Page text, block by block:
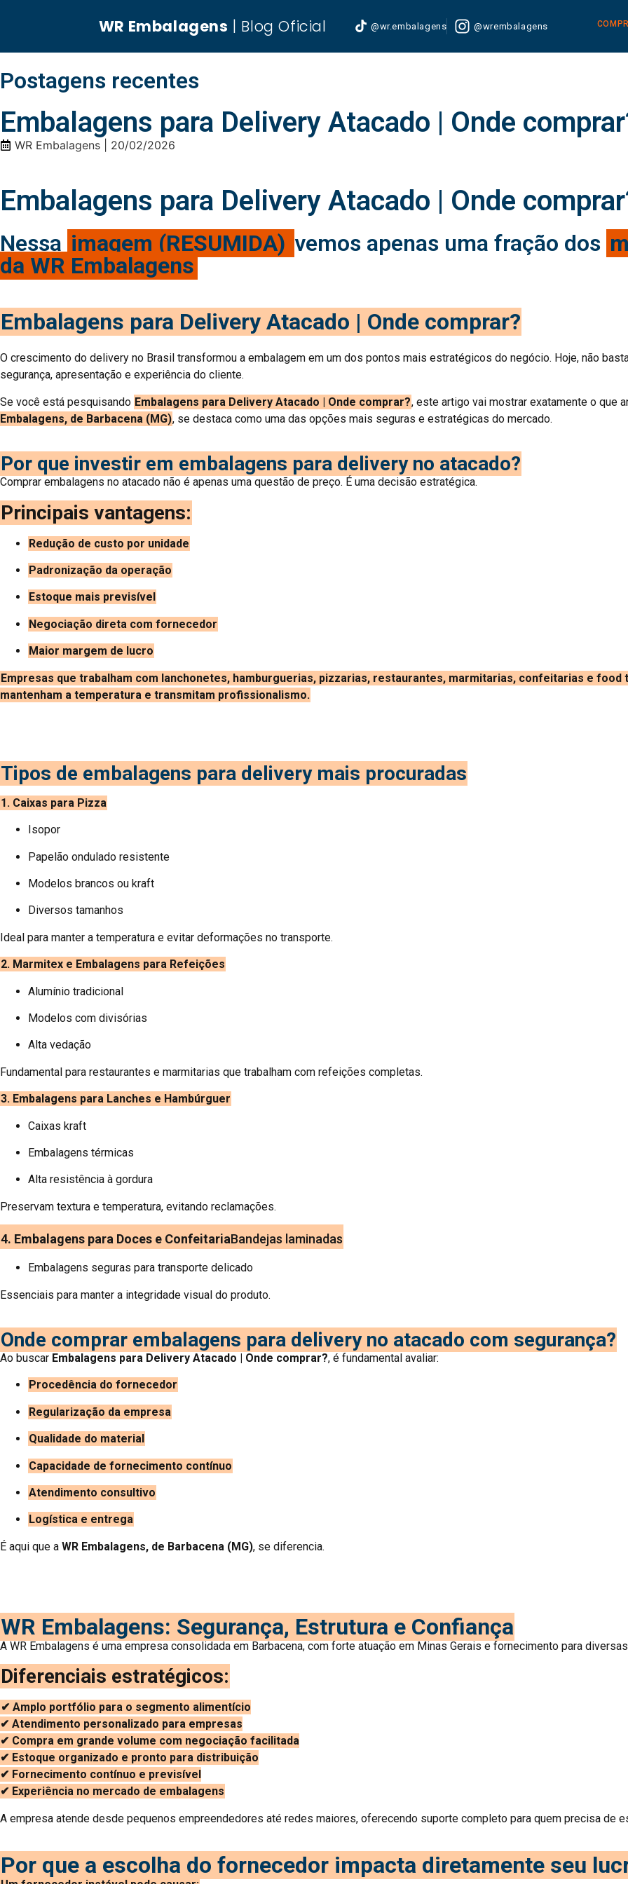
WR Embalagens | Blog Oficial @wr.embalagens @wrembalagens
Postagens recentes
Embalagens para Delivery Atacado | Onde
WR Embalagens | 20/02/2026
Embalagens para Delivery Atacado | Onde
Nessa imagem (RESUMIDA) vemos apenas uma fração dos
da WR Embalagens
Embalagens para Delivery Atacado | Onde comprar?
O crescimento do delivery no Brasil transformou a embalagem em um dos pontos mais estratégicos do negócio. Hoje, não
segurança, apresentação e experiência do cliente.
Se você está pesquisando Embalagens para Delivery Atacado | Onde comprar?, este artigo vai mostrar exatamente o que
Embalagens, de Barbacena (MG), se destaca como uma das opções mais seguras e estratégicas do mercado.
Por que investir em embalagens para delivery no atacado?
Comprar embalagens no atacado não é apenas uma questão de preço. É uma decisão estratégica.
Principais vantagens:
Redução de custo por unidade
Padronização da operação
Estoque mais previsível
Negociação direta com fornecedor
Maior margem de lucro
Empresas que trabalham com lanchonetes, hamburguerias, pizzarias, restaurantes, marmitarias, confeitarias e
mantenham a temperatura e transmitam profissionalismo.
Tipos de embalagens para delivery mais procuradas
1. Caixas para Pizza
Isopor
Papelão ondulado resistente
Modelos brancos ou kraft
Diversos tamanhos
Ideal para manter a temperatura e evitar deformações no transporte.
2. Marmitex e Embalagens para Refeições
Alumínio tradicional
Modelos com divisórias
Alta vedação
Fundamental para restaurantes e marmitarias que trabalham com refeições completas.
3. Embalagens para Lanches e Hambúrguer
Caixas kraft
Embalagens térmicas
Alta resistência à gordura
Preservam textura e temperatura, evitando reclamações.
4. Embalagens para Doces e ConfeitariaBandejas laminadas
Embalagens seguras para transporte delicado
Essenciais para manter a integridade visual do produto.
Onde comprar embalagens para delivery no atacado com segurança?
Ao buscar Embalagens para Delivery Atacado | Onde comprar?, é fundamental avaliar:
Procedência do fornecedor
Regularização da empresa
Qualidade do material
Capacidade de fornecimento contínuo
Atendimento consultivo
Logística e entrega
É aqui que a WR Embalagens, de Barbacena (MG), se diferencia.
WR Embalagens: Segurança, Estrutura e Confiança
A WR Embalagens é uma empresa consolidada em Barbacena, com forte atuação em Minas Gerais e fornecimento para
Diferenciais estratégicos:
✔ Amplo portfólio para o segmento alimentício
✔ Atendimento personalizado para empresas
✔ Compra em grande volume com negociação facilitada
✔ Estoque organizado e pronto para distribuição
✔ Fornecimento contínuo e previsível
✔ Experiência no mercado de embalagens
A empresa atende desde pequenos empreendedores até redes maiores, oferecendo suporte completo para quem precisa de
Por que a escolha do fornecedor impacta diretamente seu